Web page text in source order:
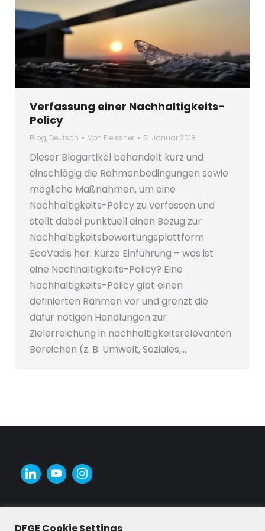
Verfassung einer Nachhaltigkeits-
Policy
Blog, Deutsch Von Fleissner 5. Januar 2018
Dieser Blogartikel behandelt kurz und
einschlägig die Rahmenbedingungen sowie
mögliche Maßnahmen, um eine
Nachhaltigkeits-Policy zu verfassen und
stellt dabei punktuell einen Bezug zur
Nachhaltigkeitsbewertungsplattform
EcoVadis her. Kurze Einführung – was ist
eine Nachhaltigkeits-Policy? Eine
Nachhaltigkeits-Policy gibt einen
definierten Rahmen vor und grenzt die
dafür nötigen Handlungen zur
Zielerreichung in nachhaltigkeitsrelevanten
Bereichen (z. B. Umwelt, Soziales,…